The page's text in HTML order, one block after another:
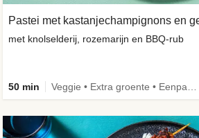
Pastei met kastanjechampignons en
met knolselderij, rozemarijn en BBQ-rub
50 min